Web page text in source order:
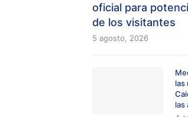
oficial para
de los visitantes
5 agosto, 2026
las
las